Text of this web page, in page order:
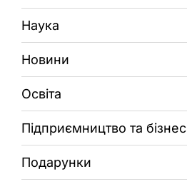
Наука
Новини
Освіта
Підприємництво та бізнес
Подарунки